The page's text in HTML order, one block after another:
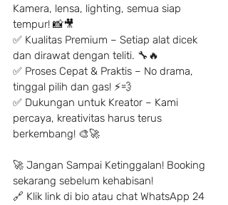
Kamera, lensa, lighting, semua siap
tempur! 📸🎥
✅ Kualitas Premium – Setiap alat dicek
dan dirawat dengan teliti. 🔧🔥
✅ Proses Cepat & Praktis – No drama,
tinggal pilih dan gas! ⚡️💨
✅ Dukungan untuk Kreator – Kami
percaya, kreativitas harus terus
berkembang! 🎨🚀
🚀 Jangan Sampai Ketinggalan! Booking
sekarang sebelum kehabisan!
🔗 Klik link di bio atau chat WhatsApp 24